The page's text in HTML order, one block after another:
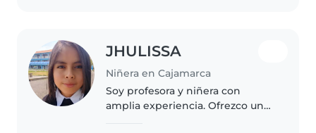
JHULISSA
Niñera en Cajamarca
Soy profesora y niñera con
amplia experiencia. Ofrezco un